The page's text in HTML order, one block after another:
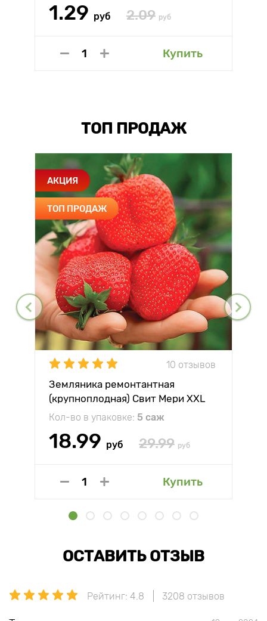
1.29 руб 2.09 руб
Купить
ТОП ПРОДАЖ
АКЦИЯ
ТОП ПРОДАЖ
10 отзывов
Земляника ремонтантная
(крупноплодная) Свит Мери XXL
Кол-во в упаковке: 5 саж
18.99 руб 29.99 руб
Купить
ОСТАВИТЬ ОТЗЫВ
Рейтинг: 4.8 3208 отзывов